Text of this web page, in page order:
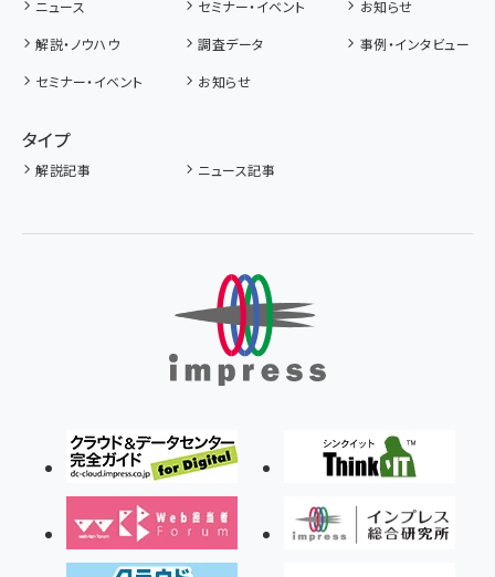
ニュース セミナー・イベント
お知らせ
解説・ノウハウ
調査データ
事例・インタビュー
セミナー・イベント
お知らせ
タイプ
解説記事 ニュース記事